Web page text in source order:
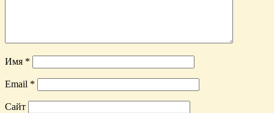
Имя *
Email *
Сайт